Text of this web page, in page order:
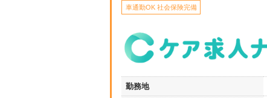
車通勤OK 社会保険完備
勤務地